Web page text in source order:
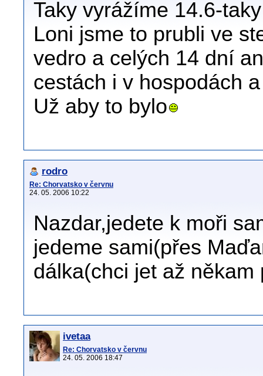
Taky vyrážíme 14.6-
Loni jsme to prubli ve
vedro a celých 14 dní
cestách i v hospodách
Už aby to bylo
rodro
Re: Chorvatsko v červnu
24. 05. 2006 10:22
Nazdar,jedete k moři
jedeme sami(přes
dálka(chci jet až
ivetaa
Re: Chorvatsko v červnu
24. 05. 2006 18:47